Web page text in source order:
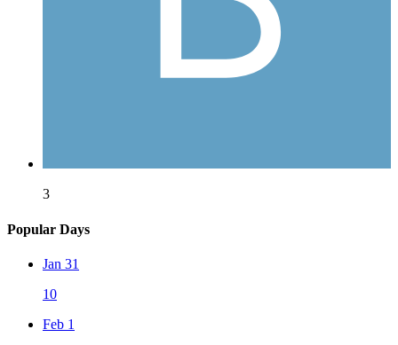
3
Popular Days
Jan 31
10
Feb 1